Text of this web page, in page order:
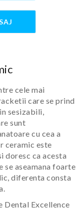
cele mai
care se prind
sesizabili,
sunt
cu cea a
ceramic este
doresc ca acesta
aseamana foarte
diferenta consta
Dental Excellence